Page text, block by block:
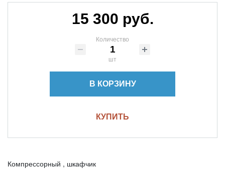
15 300 руб.
Количество
шт
В КОРЗИНУ
КУПИТЬ
Компрессорный , шкафчик